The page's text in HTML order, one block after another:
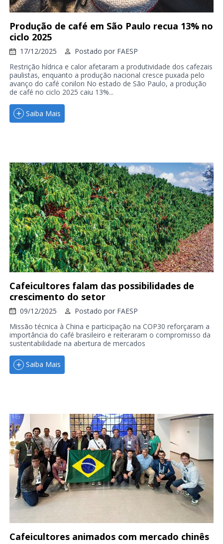
Produção de café em São Paulo recua 13% no
ciclo 2025
17/12/2025 Postado por FAESP
Restrição hídrica e calor afetaram a produtividade dos cafezais
paulistas, enquanto a produção nacional cresce puxada pelo
avanço do café conilon No estado de São Paulo, a produção
de café no ciclo 2025 caiu 13%...
Saiba Mais
Cafeicultores falam das possibilidades de
crescimento do setor
09/12/2025 Postado por FAESP
Missão técnica à China e participação na COP30 reforçaram a
importância do café brasileiro e reiteraram o compromisso da
sustentabilidade na abertura de mercados
Saiba Mais
Cafeicultores animados com mercado chinês